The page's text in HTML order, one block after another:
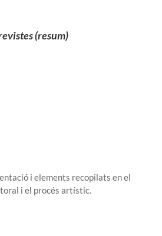
(resum)
i elements recopilats en el
i el procés artístic.